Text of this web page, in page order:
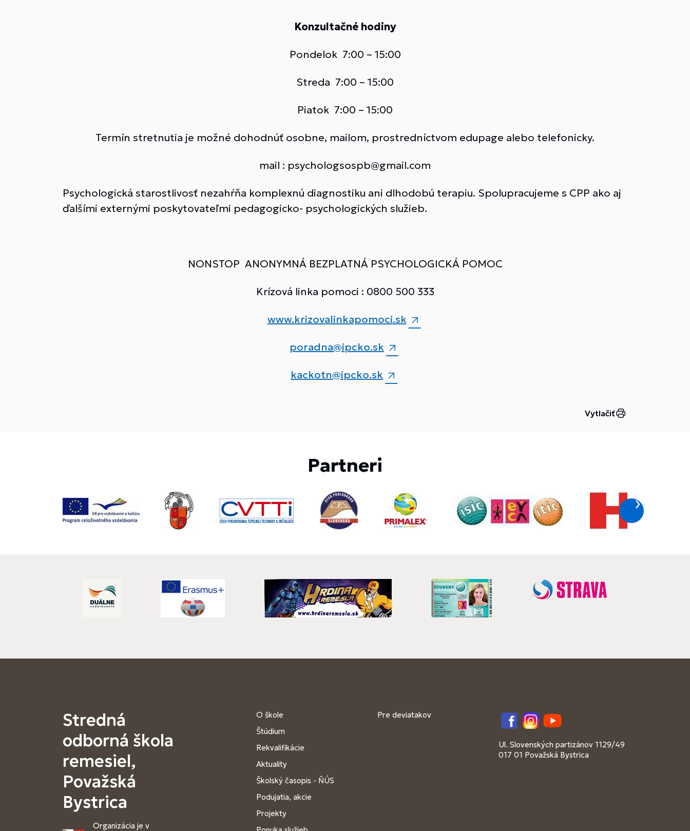
Konzultačné hodiny
Pondelok 7:00 – 15:00
Streda 7:00 – 15:00
Piatok 7:00 – 15:00
Termín stretnutia je možné dohodnúť osobne, mailom, prostredníctvom edupage alebo telefonicky.
mail : psychologsospb@gmail.com
Psychologická starostlivosť nezahŕňa komplexnú diagnostiku ani dlhodobú terapiu. Spolupracujeme s CPP ako aj
ďalšími externými poskytovateľmi pedagogicko- psychologických služieb.
NONSTOP ANONYMNÁ BEZPLATNÁ PSYCHOLOGICKÁ POMOC
Krízová linka pomoci : 0800 500 333
www.krizovalinkapomoci.sk
poradna@ipcko.sk
kackotn@ipcko.sk
Vytlačiť
Partneri
Stredná
odborná škola
remesiel,
Považská
Bystrica
Organizácia je v
O škole
Štúdium
Rekvalifikácie
Aktuality
Školský časopis - ŇÚS
Podujatia, akcie
Projekty
Pre deviatakov
FacebookInstagramYouTube
Ul. Slovenských partizánov 1129/49
017 01 Považská Bystrica